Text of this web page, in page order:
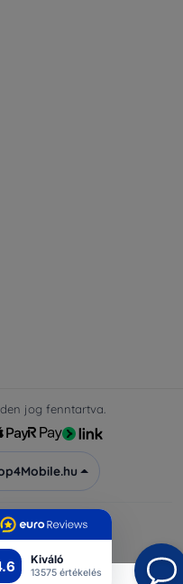
Kiváló
13575 értékelés
jog fenntartva.
byEurion